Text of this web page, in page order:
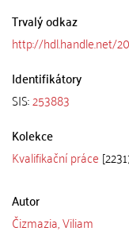
Trvalý odkaz
http://hdl.handle.net/
Identifikátory
SIS:253883
Kolekce
Kvalifikační práce
Autor
Čizmazia, Viliam